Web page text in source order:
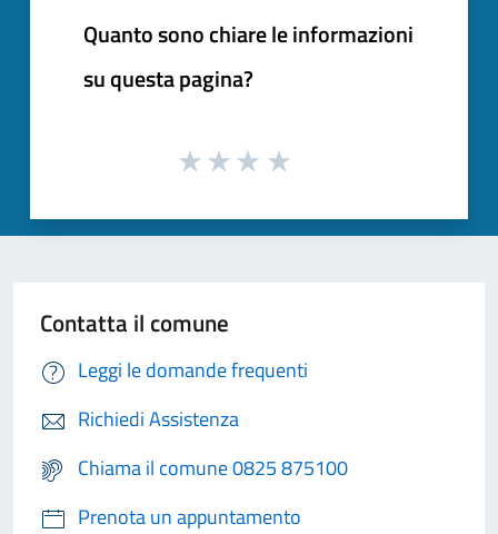
Quanto sono chiare le informazioni
su questa pagina?
Contatta il comune
Leggi le domande frequenti
Richiedi Assistenza
Chiama il comune 0825 875100
Prenota un appuntamento